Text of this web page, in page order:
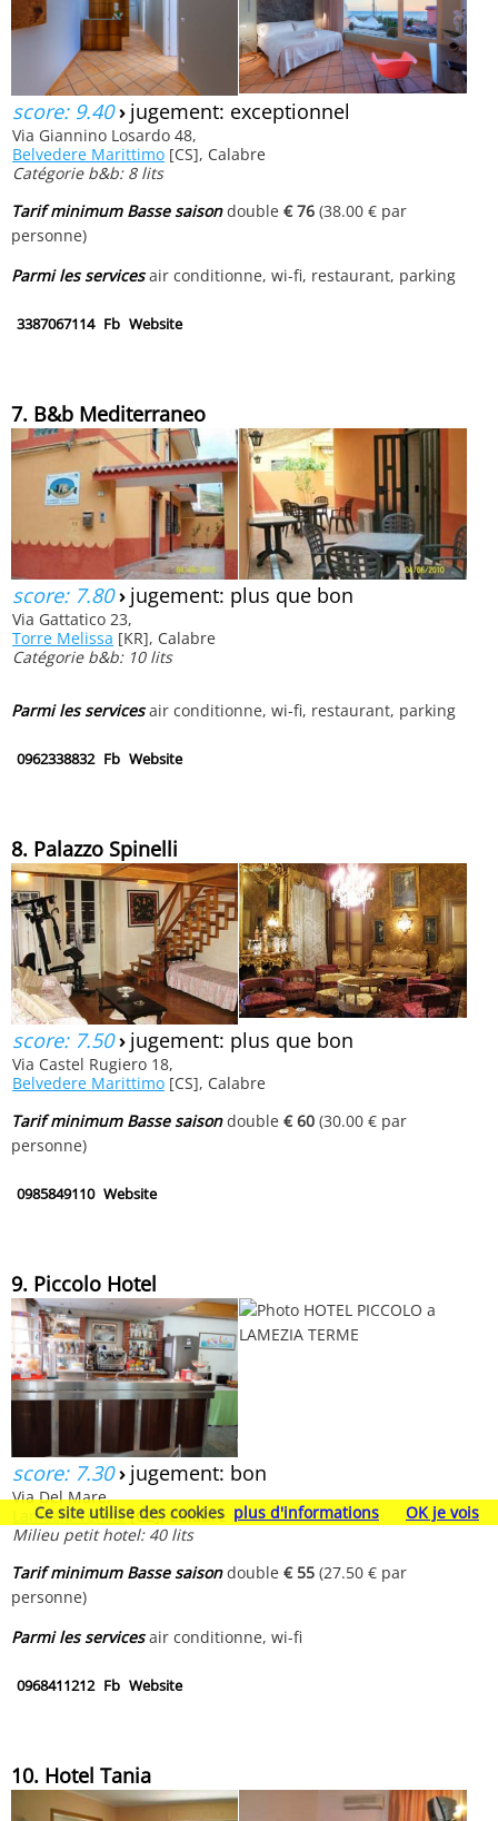
score: 9.40› jugement: exceptionnel
Via Giannino Losardo 48,
Belvedere Marittimo [CS], Calabre
Catégorie b&b: 8 lits
Tarif minimum Basse saisondouble€ 76 (38.00 € par
personne)
Parmi les servicesair conditionne, wi-fi, restaurant, parking
3387067114 Fb Website
7. B&b Mediterraneo
score: 7.80› jugement: plus que bon
Via Gattatico 23,
Torre Melissa [KR], Calabre
Catégorie b&b: 10 lits
Parmi les servicesair conditionne, wi-fi, restaurant, parking
0962338832 Fb Website
8. Palazzo Spinelli
score: 7.50› jugement: plus que bon
Via Castel Rugiero 18,
Belvedere Marittimo [CS], Calabre
Tarif minimum Basse saisondouble€ 60 (30.00 € par
personne)
0985849110 Website
9. Piccolo Hotel
score: 7.30› jugement: bon
Via Del Mare,
Lamezia Terme[CZ], Calabre
Milieu petit hotel: 40 lits
Tarif minimum Basse saisondouble€ 55 (27.50 € par
personne)
Parmi les servicesair conditionne, wi-fi
0968411212 Fb Website
10. Hotel Tania
Ce site utilise des cookies plus d'informations OK je vois